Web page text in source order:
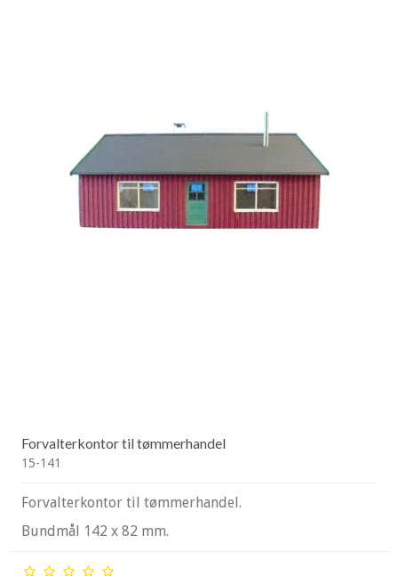
Forvalterkontor til tømmerhandel
15-141
Forvalterkontor til tømmerhandel.
Bundmål 142 x 82 mm.